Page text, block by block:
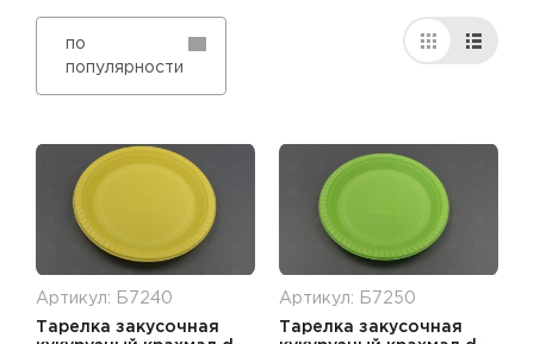
по
популярности
Артикул: Б7240
Тарелка закусочная
Артикул: Б7250
Тарелка закусочная